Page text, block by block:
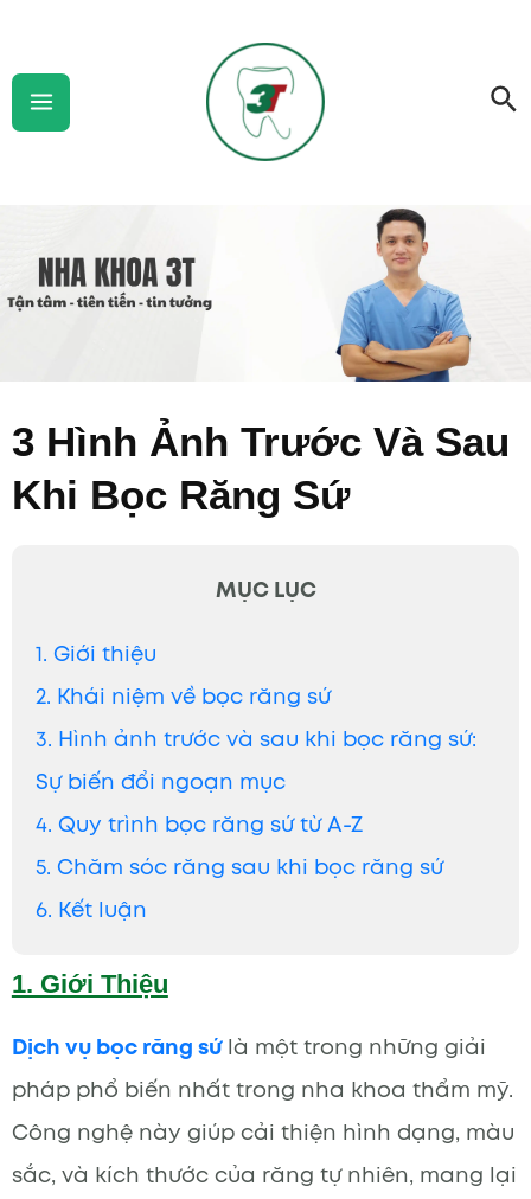
content
Menu
3 Hình Ảnh Trước Và Sau
Khi Bọc Răng Sứ
MỤC LỤC
1. Giới thiệu
2. Khái niệm về bọc răng sứ
3. Hình ảnh trước và sau khi bọc răng sứ:
Sự biến đổi ngoạn mục
4. Quy trình bọc răng sứ từ A-Z
5. Chăm sóc răng sau khi bọc răng sứ
6. Kết luận
1. Giới Thiệu
Dịch vụ bọc răng sứlà một trong những giải
pháp phổ biến nhất trong nha khoa thẩm mỹ.
Công nghệ này giúp cải thiện hình dạng, màu
sắc, và kích thước của răng tự nhiên, mang lại